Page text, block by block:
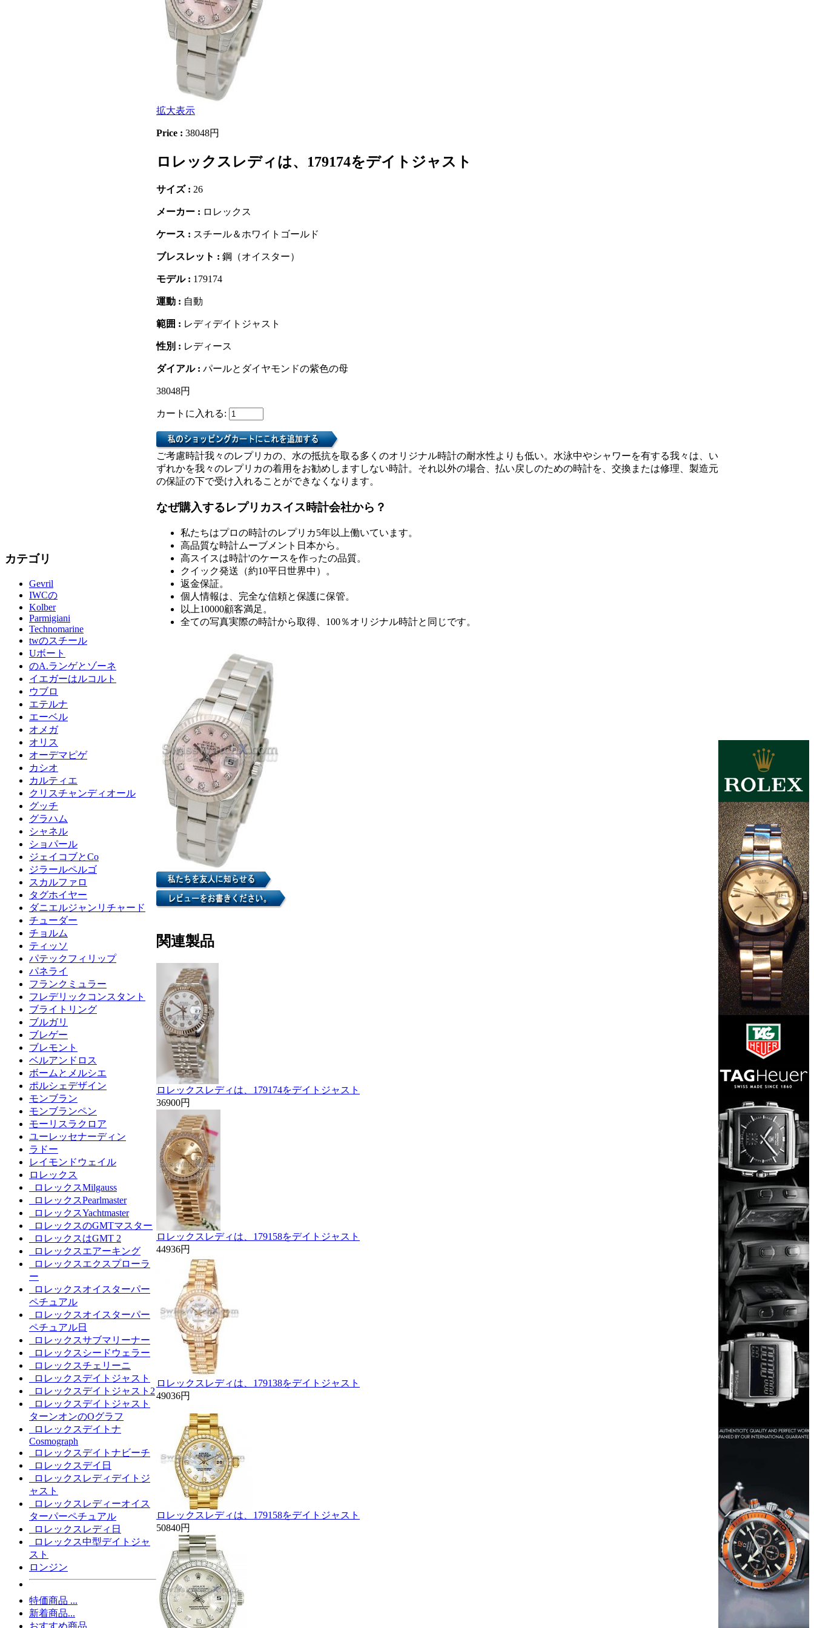
カテゴリ
Gevril
IWCの
Kolber
Parmigiani
Technomarine
twのスチール
Uボート
のA.ランゲとゾーネ
イエガーはルコルト
ウブロ
エテルナ
エーベル
オメガ
オリス
オーデマピゲ
カシオ
カルティエ
クリスチャンディオール
グッチ
グラハム
シャネル
ショパール
ジェイコブとCo
ジラールペルゴ
スカルファロ
タグホイヤー
ダニエルジャンリチャード
チューダー
チョルム
ティッソ
パテックフィリップ
パネライ
フランクミュラー
フレデリックコンスタント
ブライトリング
ブルガリ
ブレゲー
ブレモント
ベルアンドロス
ボームとメルシエ
ポルシェデザイン
モンブラン
モンブランペン
モーリスラクロア
ユーレッセナーディン
ラドー
レイモンドウェイル
ロレックス
ロレックスMilgauss
ロレックスPearlmaster
ロレックスYachtmaster
ロレックスのGMTマスター
ロレックスはGMT 2
ロレックスエアーキング
ロレックスエクスプローラ
ー
ロレックスオイスターパー
ペチュアル
ロレックスオイスターパー
ペチュアル日
ロレックスサブマリーナー
ロレックスシードウェラー
ロレックスチェリーニ
ロレックスデイトジャスト
ロレックスデイトジャスト2
ロレックスデイトジャスト
ターンオンのOグラフ
ロレックスデイトナ
Cosmograph
ロレックスデイトナビーチ
ロレックスデイ日
ロレックスレディデイトジ
ャスト
ロレックスレディーオイス
ターパーペチュアル
ロレックスレディ日
ロレックス中型デイトジャ
スト
ロンジン
特価商品 ...
新着商品...
おすすめ商品...
拡大表示
Price : 38048円
ロレックスレディは、179174をデイトジャスト
サイズ : 26
メーカー : ロレックス
ケース : スチール＆ホワイトゴールド
ブレスレット : 鋼（オイスター）
モデル : 179174
運動 : 自動
範囲 : レディデイトジャスト
性別 : レディース
ダイアル : パールとダイヤモンドの紫色の母
38048円
カートに入れる:
ご考慮時計我々のレプリカの、水の抵抗を取る多くのオリジナル時計の耐水性よりも低い。水泳中やシャワーを有する我々は、い
ずれかを我々のレプリカの着用をお勧めしますしない時計。それ以外の場合、払い戻しのための時計を、交換または修理、製造元
の保証の下で受け入れることができなくなります。
なぜ購入するレプリカスイス時計会社から？
私たちはプロの時計のレプリカ5年以上働いています。
高品質な時計ムーブメント日本から。
高スイスは時計'のケースを作ったの品質。
クイック発送（約10平日世界中）。
返金保証。
個人情報は、完全な信頼と保護に保管。
以上10000顧客満足。
全ての写真実際の時計から取得、100％オリジナル時計と同じです。
関連製品
ロレックスレディは、179174をデイトジャスト
36900円
ロレックスレディは、179158をデイトジャスト
44936円
ロレックスレディは、179138をデイトジャスト
49036円
ロレックスレディは、179158をデイトジャスト
50840円